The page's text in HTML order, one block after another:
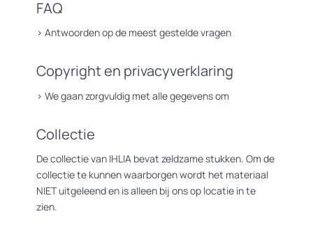
FAQ
> Antwoorden op de meest gestelde vragen
Copyright en privacyverklaring
> We gaan zorgvuldig met alle gegevens om
Collectie
De collectie van IHLIA bevat zeldzame stukken. Om de
collectie te kunnen waarborgen wordt het materiaal
NIET uitgeleend en is alleen bij ons op locatie in te
zien.